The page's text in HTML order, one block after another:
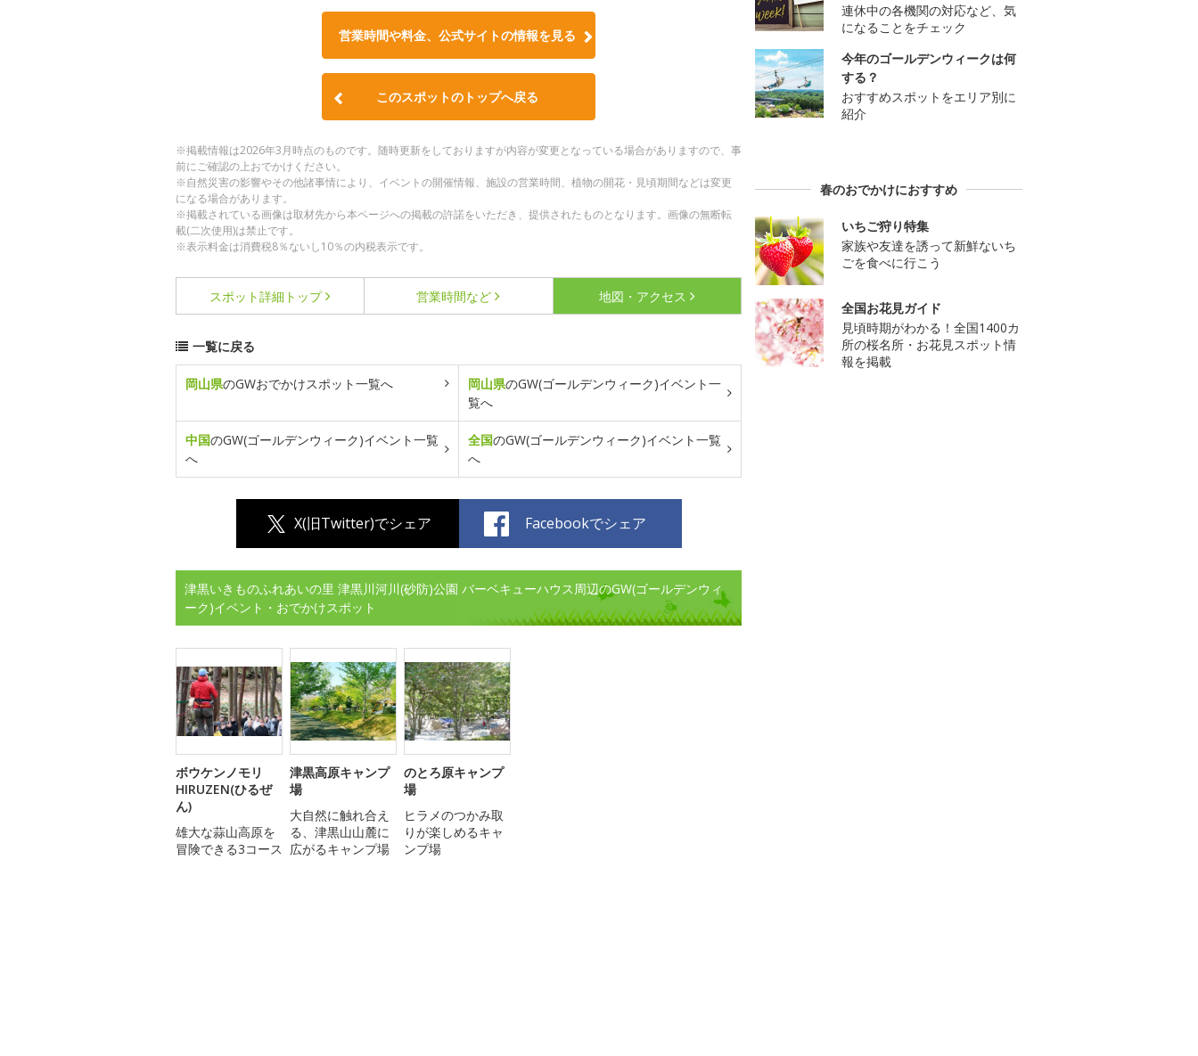
営業時間や料金、公式サイトの情報を見る
このスポットのトップへ戻る
※掲載情報は2026年3月時点のものです。随時更新をしておりますが内容が変更となっている場合がありますので、事
前にご確認の上おでかけください。
※自然災害の影響やその他諸事情により、イベントの開催情報、施設の営業時間、植物の開花・見頃期間などは変更
になる場合があります。
※掲載されている画像は取材先から本ページへの掲載の許諾をいただき、提供されたものとなります。画像の無断転
載(二次使用)は禁止です。
※表示料金は消費税8％ないし10％の内税表示です。
スポット詳細 トップ 営業時間など 地図・アクセス
一覧に戻る
岡山県のGWおでかけスポット一覧へ 岡山県のGW(ゴールデンウィーク)イベント一
覧へ
中国のGW(ゴールデンウィーク)イベント一覧
へ
全国のGW(ゴールデンウィーク)イベント一覧
へ
X(旧Twitter)でシェア Facebookでシェア
津黒いきものふれあいの里 津黒川河川(砂防)公園 バーベキューハウス周辺のGW(ゴールデンウィ
ーク)イベント・おでかけスポット
ボウケンノモリ
HIRUZEN(ひるぜ
ん)
雄大な蒜山高原を
冒険できる3コース
津黒高原キャンプ
場
大自然に触れ合え
る、津黒山山麓に
広がるキャンプ場
のとろ原キャンプ
場
ヒラメのつかみ取
りが楽しめるキャ
ンプ場
連休中の各機関の対応など、気
になることをチェック
今年のゴールデンウィークは何
する？
おすすめスポットをエリア別に
紹介
春のおでかけにおすすめ
いちご狩り特集
家族や友達を誘って新鮮ないち
ごを食べに行こう
全国お花見ガイド
見頃時期がわかる！全国1400カ
所の桜名所・お花見スポット情
報を掲載